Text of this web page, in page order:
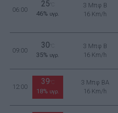
06:00
25
46% υγρ.
3 Μπφ B
16 Km/h
09:00
30
35% υγρ.
3 Μπφ B
16 Km/h
12:00
39 °C
18% υγρ.
3 Μπφ BA
16 Km/h